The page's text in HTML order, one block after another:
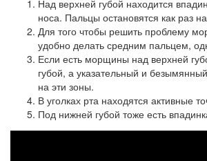
Над верхней губой находится
носа. Пальцы остановятся как раз
Для того чтобы решить проблему
удобно делать средним пальцем,
Если есть морщины над верхней
губой, а указательный и
на эти зоны.
В уголках рта находятся активные
Под нижней губой тоже есть